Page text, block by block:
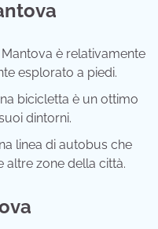
è relativamente
esplorato a piedi.
bicicletta è un ottimo
dintorni.
linea di autobus che
zone della città.